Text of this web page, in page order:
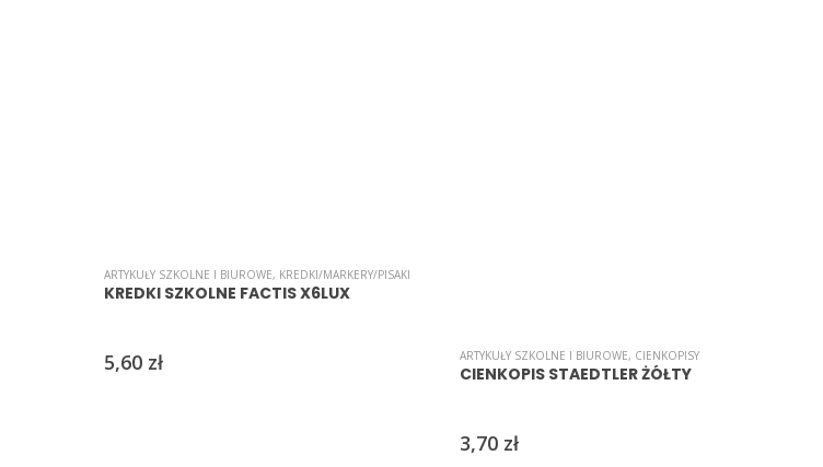
ARTYKUŁY SZKOLNE I BIUROWE, KREDKI/MARKERY/PISAKI
KREDKI SZKOLNE FACTIS X6LUX
5,60 zł ARTYKUŁY SZKOLNE I BIUROWE, CIENKOPISY
CIENKOPIS STAEDTLER ŻÓŁTY
3,70 zł